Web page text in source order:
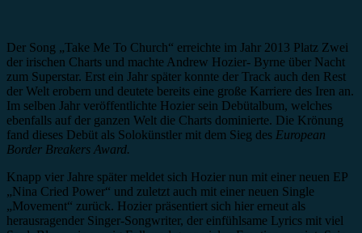
Der Song „Take Me To Church“ erreichte im Jahr 2013 Platz Zwei
der irischen Charts und machte Andrew Hozier- Byrne über Nacht
zum Superstar. Erst ein Jahr später konnte der Track auch den Rest
der Welt erobern und deutete bereits eine große Karriere des Iren an.
Im selben Jahr veröffentlichte Hozier sein Debütalbum, welches
ebenfalls auf der ganzen Welt die Charts dominierte. Die Krönung
fand dieses Debüt als Solokünstler mit dem Sieg des European
Border Breakers Award.
Knapp vier Jahre später meldet sich Hozier nun mit einer neuen EP
„Nina Cried Power“ und zuletzt auch mit einer neuen Single
„Movement“ zurück. Hozier präsentiert sich hier erneut als
herausragender Singer-Songwriter, der einfühlsame Lyrics mit viel